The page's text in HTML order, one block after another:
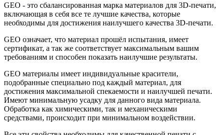
GEO - это сбалансированная марка материалов для 3D-печати,
включающая в себя все те лучшие качества, которые
необходимы для достижения наилучшего качества 3D-печати.
GEO означает, что материал прошёл испытания, имеет
сертификат, а так же соответствует максимальным вашим
требованиям и способен показать наилучшие результаты.
GEO материалы имеет индивидуальные красители,
подобранные специально под каждый материал, для
достижения максимальной спекаемости и наилучшей печати.
Имеют минимальную усадку для данного вида материала.
Обработка как химическими, так и механическими
средствами, происходит при минимальном воздействии.